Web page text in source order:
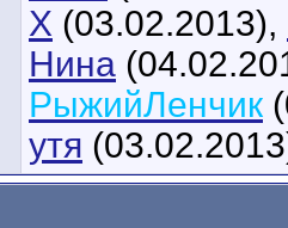
X (03.02.2013),
Нина
РыжийЛенчик
утя